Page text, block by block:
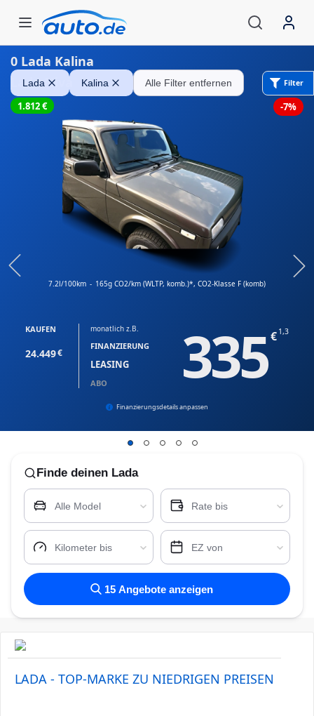
0 Lada Kalina
Lada Kalina Alle Filter entfernen Filter
Lada Niva
1.812€ -7%
7.2l/100km - 165g CO2/km (WLTP, komb.)*, CO2-Klasse F (komb)
monatlich z.B.
FINANZIERUNG
LEASING
ABO 335 1,3
KAUFEN
24.449
Finanzierungsdetails anpassen
Finde deinen Lada
Alle Model Rate bis
Kilometer bis EZ von
15 Angebote anzeigen
LADA - TOP-MARKE ZU NIEDRIGEN PREISEN